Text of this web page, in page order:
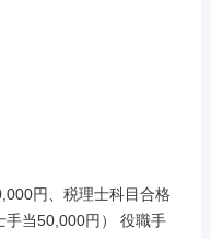
円、税理士科目合格
手当50,000円） 役職手